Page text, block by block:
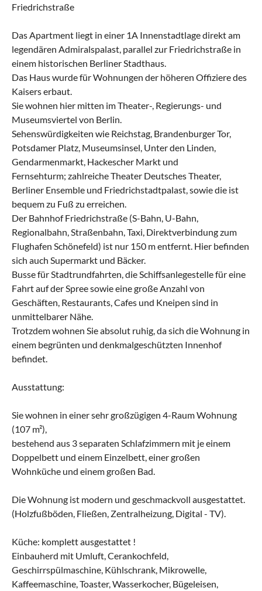
Friedrichstraße
Das Apartment liegt in einer 1A Innenstadtlage direkt am
legendären Admiralspalast, parallel zur Friedrichstraße in
einem historischen Berliner Stadthaus.
Das Haus wurde für Wohnungen der höheren Offiziere des
Kaisers erbaut.
Sie wohnen hier mitten im Theater-, Regierungs- und
Museumsviertel von Berlin.
Sehenswürdigkeiten wie Reichstag, Brandenburger Tor,
Potsdamer Platz, Museumsinsel, Unter den Linden,
Gendarmenmarkt, Hackescher Markt und
Fernsehturm; zahlreiche Theater Deutsches Theater,
Berliner Ensemble und Friedrichstadtpalast, sowie die ist
bequem zu Fuß zu erreichen.
Der Bahnhof Friedrichstraße (S-Bahn, U-Bahn,
Regionalbahn, Straßenbahn, Taxi, Direktverbindung zum
Flughafen Schönefeld) ist nur 150 m entfernt. Hier befinden
sich auch Supermarkt und Bäcker.
Busse für Stadtrundfahrten, die Schiffsanlegestelle für eine
Fahrt auf der Spree sowie eine große Anzahl von
Geschäften, Restaurants, Cafes und Kneipen sind in
unmittelbarer Nähe.
Trotzdem wohnen Sie absolut ruhig, da sich die Wohnung in
einem begrünten und denkmalgeschützten Innenhof
befindet.
Ausstattung:
Sie wohnen in einer sehr großzügigen 4-Raum Wohnung
(107 m²),
bestehend aus 3 separaten Schlafzimmern mit je einem
Doppelbett und einem Einzelbett, einer großen
Wohnküche und einem großen Bad.
Die Wohnung ist modern und geschmackvoll ausgestattet.
(Holzfußböden, Fließen, Zentralheizung, Digital - TV).
Küche: komplett ausgestattet !
Einbauherd mit Umluft, Cerankochfeld,
Geschirrspülmaschine, Kühlschrank, Mikrowelle,
Kaffeemaschine, Toaster, Wasserkocher, Bügeleisen,